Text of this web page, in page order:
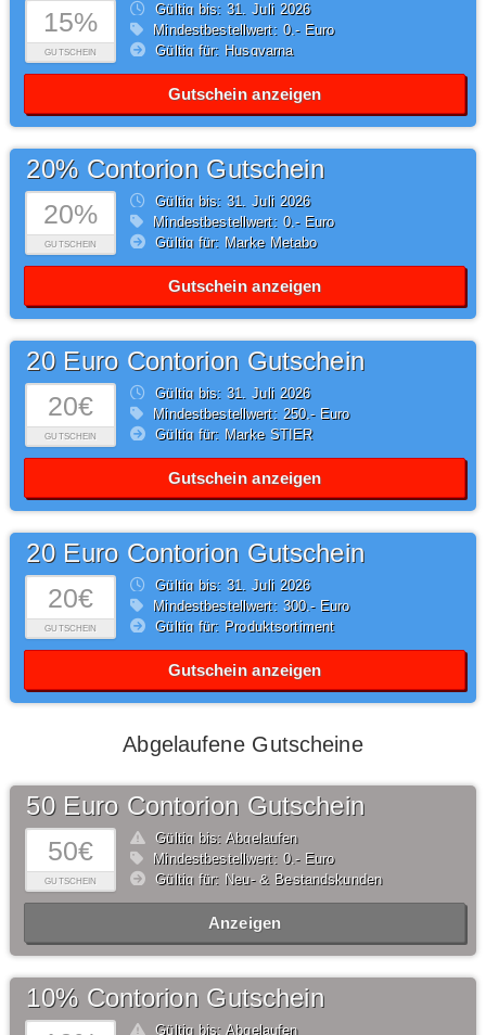
15%
GUTSCHEIN
Gültig bis: 31.Juli2026
Mindestbestellwert: 0,- Euro
Gültig für: Husqvarna
Gutschein anzeigen
20%
GUTSCHEIN
20% Contorion Gutschein
Gültig bis: 31.Juli2026
Mindestbestellwert: 0,- Euro
Gültig für: Marke Metabo
Gutschein anzeigen
20€
GUTSCHEIN
20 Euro Contorion Gutschein
Gültig bis: 31.Juli2026
Mindestbestellwert: 250,- Euro
Gültig für: Marke STIER
Gutschein anzeigen
20€
GUTSCHEIN
20 Euro Contorion Gutschein
Gültig bis: 31.Juli2026
Mindestbestellwert: 300,- Euro
Gültig für: Produktsortiment
Gutschein anzeigen
Abgelaufene Gutscheine
50€
GUTSCHEIN
50 Euro Contorion Gutschein
Gültig bis: Abgelaufen
Mindestbestellwert: 0,- Euro
Gültig für: Neu- & Bestandskunden
Anzeigen
10% Contorion Gutschein
Gültig bis: Abgelaufen